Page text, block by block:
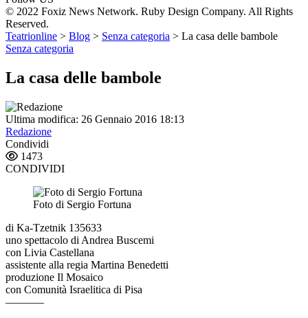
© 2022 Foxiz News Network. Ruby Design Company. All Rights
Reserved.
Teatrionline > Blog > Senza categoria > La casa delle bambole
Senza categoria
La casa delle bambole
Ultima modifica: 26 Gennaio 2016 18:13
Redazione
Condividi
1473
CONDIVIDI
Foto di Sergio Fortuna
di Ka-Tzetnik 135633
uno spettacolo di Andrea Buscemi
con Livia Castellana
assistente alla regia Martina Benedetti
produzione Il Mosaico
con Comunità Israelitica di Pisa
———–